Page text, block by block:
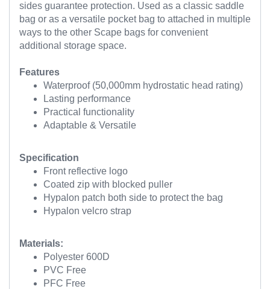
sides guarantee protection. Used as a classic saddle
bag or as a versatile pocket bag to attached in multiple
ways to the other Scape bags for convenient
additional storage space.
Features
Waterproof (50,000mm hydrostatic head rating)
Lasting performance
Practical functionality
Adaptable & Versatile
Specification
Front reflective logo
Coated zip with blocked puller
Hypalon patch both side to protect the bag
Hypalon velcro strap
Materials:
Polyester 600D
PVC Free
PFC Free